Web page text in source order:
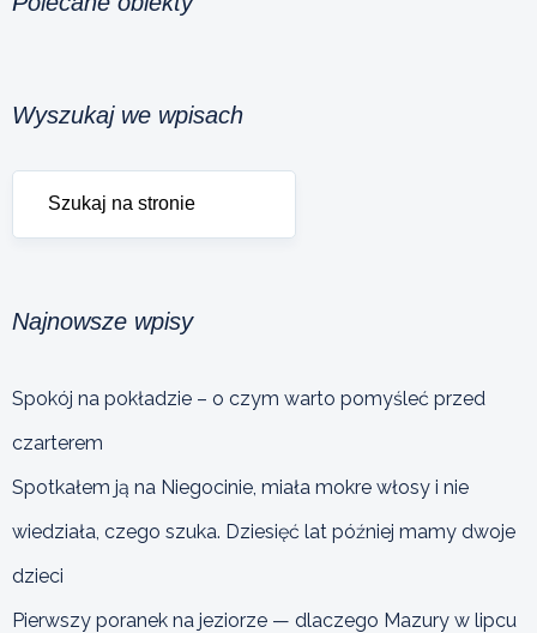
Wyszukaj we wpisach
Najnowsze wpisy
Spokój na pokładzie – o czym warto pomyśleć przed
czarterem
Spotkałem ją na Niegocinie, miała mokre włosy i nie
wiedziała, czego szuka. Dziesięć lat później mamy dwoje
dzieci
Pierwszy poranek na jeziorze — dlaczego Mazury w lipcu